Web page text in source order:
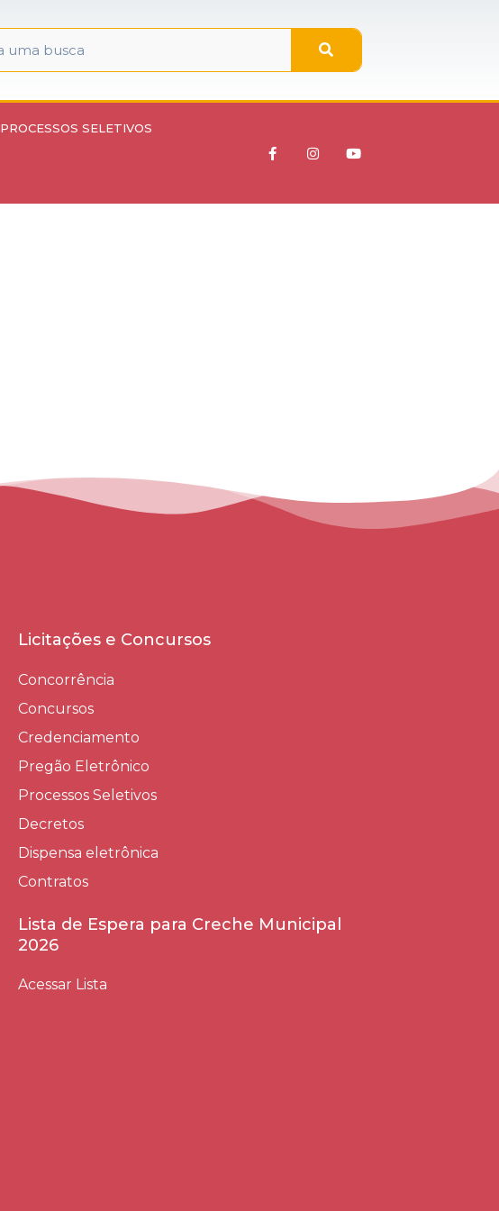
PROCESSOS SELETIVOS
Licitações e Concursos
Concorrência
Concursos
Credenciamento
Pregão Eletrônico
Processos Seletivos
Decretos
Dispensa eletrônica
Contratos
Lista de Espera para Creche Municipal
2026
Acessar Lista